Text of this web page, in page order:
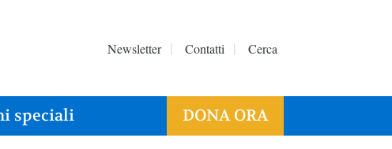
Newsletter Contatti Cerca
speciali DONA ORA